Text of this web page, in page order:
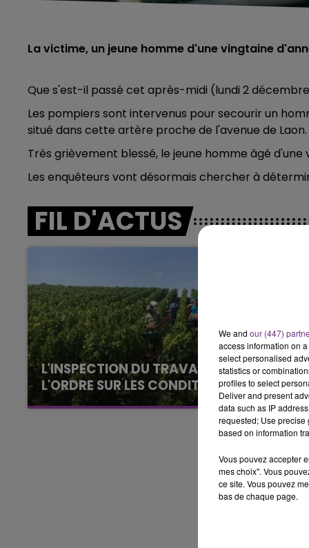
15h00 - 19h00
LA POP
La victime, un jeune homme d'une vingtaine
Que s'est-il passé cet après-midi (lundi 2
Les pompiers sont intervenus pour secourir un
situé dans cette artère proche de l'avenue de Laon.
Très grièvement blessé, le jeune homme âgé
Les enquêteurs vont désormais chercher à
FIL D'ACTUS
L'INSPECTION DU TRAVAIL RAPPELLE À
L'ORDRE SUR LES CONDITIONS DE...
Alors que les dates de début des vendange
2026 s'est avéré être plus précoce que prévu,
l'inspection du Travail en profite pour rappeler
We and our (447)
access information on
select personalised
statistics or
profiles to select
Deliver and present
data such as IP
requested; Use precise
based on information
Vous pouvez accepter
mes choix". Vous
ce site. Vous pouvez
bas de chaque page.